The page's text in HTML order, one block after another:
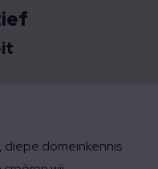
diepe domeinkennis